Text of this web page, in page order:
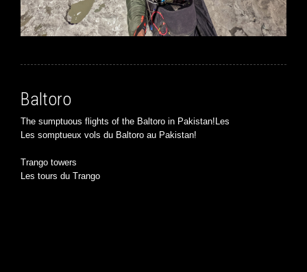
Baltoro
The sumptuous flights of the Baltoro in Pakistan!Les
Les somptueux vols du Baltoro au Pakistan!
Trango towers
Les tours du Trango